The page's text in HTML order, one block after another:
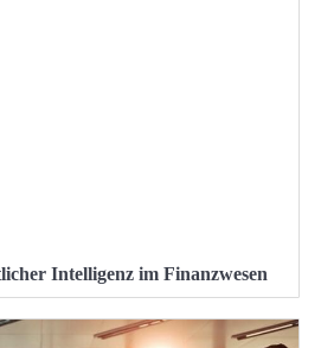
Intelligenz im Finanzwesen